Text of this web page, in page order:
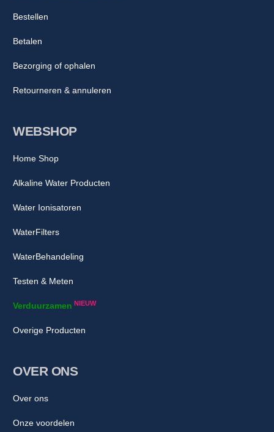
WEBSHOP
Home Shop
Alkaline Water Producten
Water Ionisatoren
WaterFilters
WaterBehandeling
Testen & Meten
Verduurzamen NIEUW
Overige Producten
OVER ONS
Over ons
Onze voordelen
Bestellen
Betalen
Bezorging of ophalen
Retourneren & annuleren